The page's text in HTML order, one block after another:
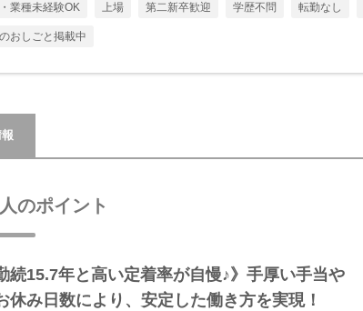
業種未経験OK 上場 第二新卒歓迎 学歴不問 転勤なし
おしごと掲載中
のポイント
続15.7年と高い定着率が自慢♪》手厚い手当や
休み日数により、安定した働き方を実現！